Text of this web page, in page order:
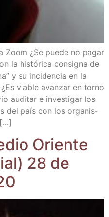
Zoom ¿Se pue­de no pagar
la his­tó­ri­ca con­sig­na de
y su inci­den­cia en la
via­ble avan­zar en torno
audi­tar e inves­ti­gar los
del país con los orga­nis­
Orien­te
28 de